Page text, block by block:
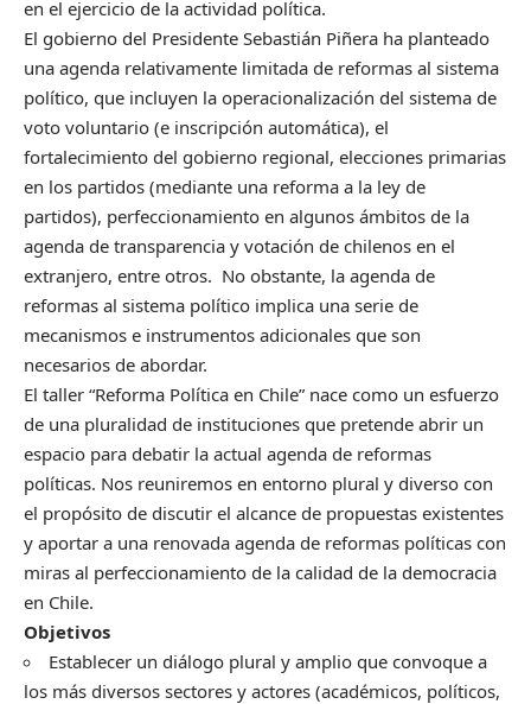
en el ejercicio de la actividad política.
El gobierno del Presidente Sebastián Piñera ha planteado
una agenda relativamente limitada de reformas al sistema
político, que incluyen la operacionalización del sistema de
voto voluntario (e inscripción automática), el
fortalecimiento del gobierno regional, elecciones primarias
en los partidos (mediante una reforma a la ley de
partidos), perfeccionamiento en algunos ámbitos de la
agenda de transparencia y votación de chilenos en el
extranjero, entre otros. No obstante, la agenda de
reformas al sistema político implica una serie de
mecanismos e instrumentos adicionales que son
necesarios de abordar.
El taller “Reforma Política en Chile” nace como un esfuerzo
de una pluralidad de instituciones que pretende abrir un
espacio para debatir la actual agenda de reformas
políticas. Nos reuniremos en entorno plural y diverso con
el propósito de discutir el alcance de propuestas existentes
y aportar a una renovada agenda de reformas políticas con
miras al perfeccionamiento de la calidad de la democracia
en Chile.
Objetivos
Establecer un diálogo plural y amplio que convoque a
los más diversos sectores y actores (académicos, políticos,